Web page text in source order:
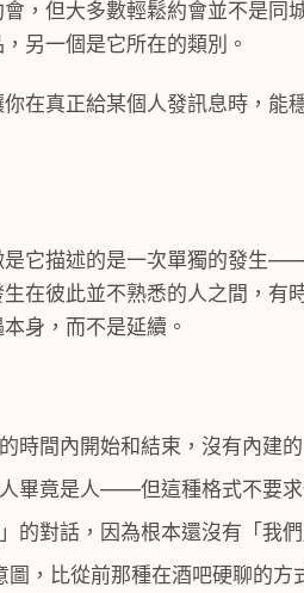
，但大多數輕鬆約會並不是同
另一個是它所在的類別。
在真正給某個人發訊息時，能
是它描述的是一次單獨的發
在彼此並不熟悉的人之間，有
身，而不是延續。
時間內開始和結束，沒有內建
畢竟是人——但這種格式不要求
的對話，因為根本還沒有「我們
圖，比從前那種在酒吧硬聊的方